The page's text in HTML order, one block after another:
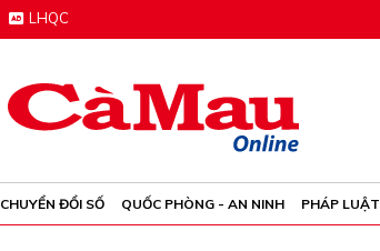
LHQC
CHUYỂN ĐỔI SỐ QUỐC PHÒNG - AN NINH PHÁP LUẬT